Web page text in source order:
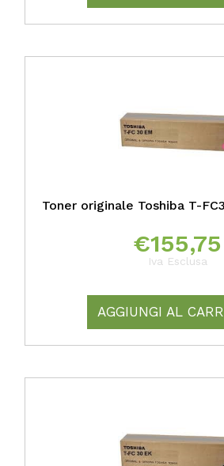
Toner originale Toshiba T-
€155,75
Iva Esclusa
AGGIUNGI AL